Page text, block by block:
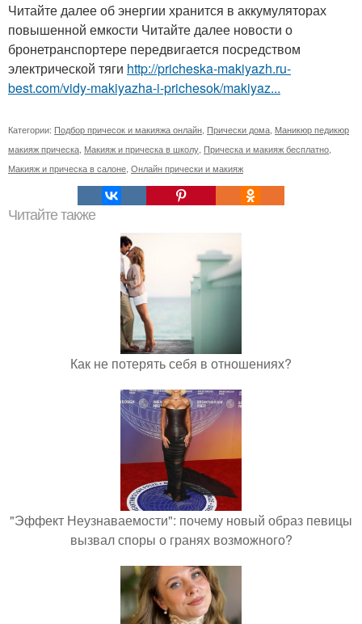
Читайте далее об энергии хранится в аккумуляторах
повышенной емкости Читайте далее новости о
бронетранспортере передвигается посредством
электрической тяги http://pricheska-makiyazh.ru-
best.com/vidy-makiyazha-i-prichesok/makiyaz...
Категории: Подбор причесок и макияжа онлайн Прически дома Маникюр педикюр
макияж прическа Макияж и прическа в школу Прическа и макияж бесплатно
Макияж и прическа в салоне Онлайн прически и макияж
Читайте также
Как не потерять себя в отношениях?
"Эффект Неузнаваемости": почему новый образ певицы
вызвал споры о гранях возможного?